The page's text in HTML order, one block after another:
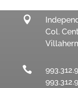

Col.
